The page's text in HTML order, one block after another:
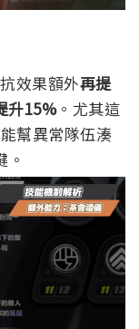
效果額外再提
升15%。尤其這
幫異常隊伍湊